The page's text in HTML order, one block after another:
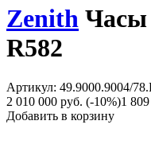
Zenith Часы
R582
Артикул: 49.9000.9004/
2 010 000 руб. (-10%)1
Добавить в корзину